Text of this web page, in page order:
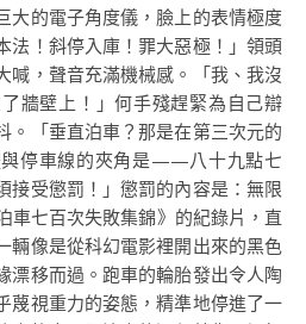
大的電子角度儀，臉上的表情極度
法！斜停入庫！罪大惡極！」領頭
喊，聲音充滿機械感。「我、我沒
牆壁上！」何手殘趕緊為自己辯
。「垂直泊車？那是在第三次元的
停車線的夾角是——八十九點七
接受懲罰！」懲罰的內容是：無限
車七百次失敗集錦》的紀錄片，直
輛像是從科幻電影裡開出來的黑色
漂移而過。跑車的輪胎發出令人陶
蔑視重力的姿態，精準地停進了一